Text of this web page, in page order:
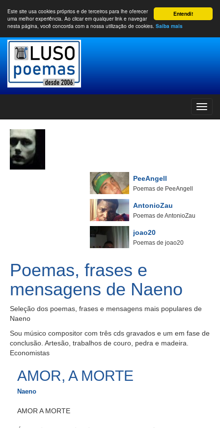
Entendi!
Este site usa cookies próprios e de terceiros para lhe oferecer
uma melhor experiência. Ao clicar em qualquer link e navegar
nesta página, você concorda com a nossa utilização de cookies. Saiba mais
PeeAngell
Poemas de PeeAngell
AntonioZau
Poemas de AntonioZau
joao20
Poemas de joao20
Poemas, frases e
mensagens de Naeno
Seleção dos poemas, frases e mensagens mais populares de
Naeno
Sou músico compositor com três cds gravados e um em fase de
conclusão. Artesão, trabalhos de couro, pedra e madeira.
Economistas
AMOR, A MORTE
Naeno
AMOR A MORTE